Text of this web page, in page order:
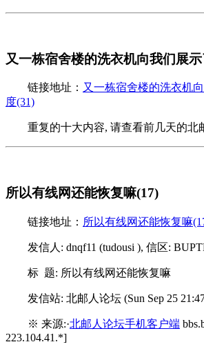
又一栋宿舍楼的洗衣机向我们展
链接地址： 又一栋宿舍楼的洗衣机
度(31)
重复的十大内容, 请查看前几天的北
所以有线网还能恢复嘛(17)
链接地址： 所以有线网还能恢复嘛
发信人: dnqf11 (tudousi ), 信区:
标 题: 所以有线网还能恢复嘛
发信站: 北邮人论坛 (Sun Sep 25
※ 来源:·北邮人论坛手机客户端
223.104.41.*]